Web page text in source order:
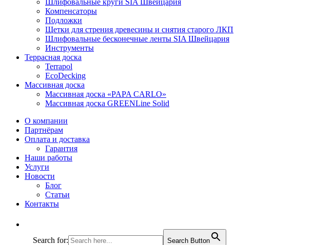
Шлифовальные круги SIA Швейцария
Компенсаторы
Подложки
Щетки для стрения древесины и снятия старого ЛКП
Шлифовальные бесконечные ленты SIA Швейцария
Инструменты
Террасная доска
Terrapol
EcoDecking
Массивная доска
Массивная доска «PAPA CARLO»
Массивная доска GREENLine Solid
О компании
Партнёрам
Оплата и доставка
Гарантия
Наши работы
Услуги
Новости
Блог
Статьи
Контакты
Search for: Search Button